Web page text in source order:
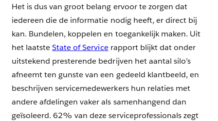
Het is dus van groot belang ervoor te zorgen dat
iedereen die de informatie nodig heeft, er direct bij
kan. Bundelen, koppelen en toegankelijk maken. Uit
het laatsteState of Servicerapport blijkt dat onder
uitstekend presterende bedrijven het aantal silo’s
afneemt ten gunste van een gedeeld klantbeeld, en
beschrijven servicemedewerkers hun relaties met
andere afdelingen vaker als samenhangend dan
geïsoleerd. 62% van deze serviceprofessionals zegt